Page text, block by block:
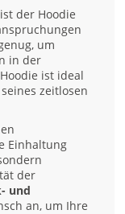
ist der Hoodie
um
in der
ist ideal
zeitlosen
Einhaltung
der
und
an, um Ihre